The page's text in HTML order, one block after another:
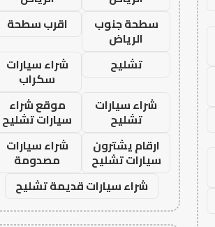
سطحة جنوب
الرياض
اقرب سطحة
تشليح
شراء سيارات
سكراب
شراء سيارات
تشليح
موقع شراء
سيارات تشليح
ارقام يشترون
سيارات تشليح
شراء سيارات
مصدومة
شراء سيارات قديمة تشليح